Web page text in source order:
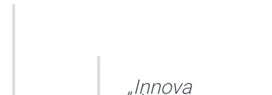
„Innova